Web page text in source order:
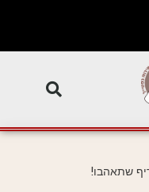
שתאהבו!